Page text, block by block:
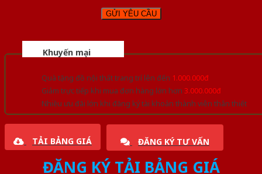
Khuyến mại
Quà tặng đồ nội thất trang trí lên đến 1.000.000đ
Giảm trực tiếp khi mua đơn hàng lớn hơn 3.000.000đ
Nhiều ưu đãi lớn khi đăng ký tài khoản thành viên thân thiết
TẢI BẢNG GIÁ ĐĂNG KÝ TƯ VẤN
ĐĂNG KÝ TẢI BẢNG GIÁ